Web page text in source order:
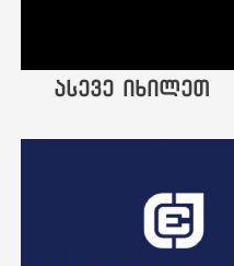
ასევე იხილეთ